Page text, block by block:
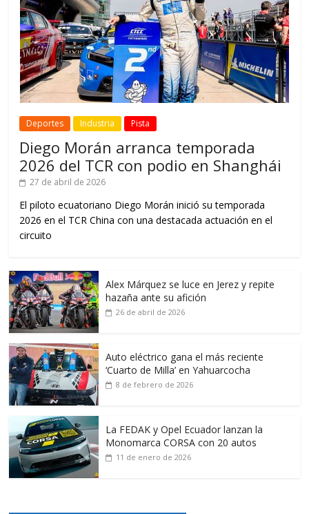
Deportes Industria Pista
Diego Morán arranca temporada
2026 del TCR con podio en Shanghái
27 de abril de 2026
El piloto ecuatoriano Diego Morán inició su temporada
2026 en el TCR China con una destacada actuación en el
circuito
Alex Márquez se luce en Jerez y repite
hazaña ante su afición
26 de abril de 2026
Auto eléctrico gana el más reciente
‘Cuarto de Milla’ en Yahuarcocha
8 de febrero de 2026
La FEDAK y Opel Ecuador lanzan la
Monomarca CORSA con 20 autos
11 de enero de 2026